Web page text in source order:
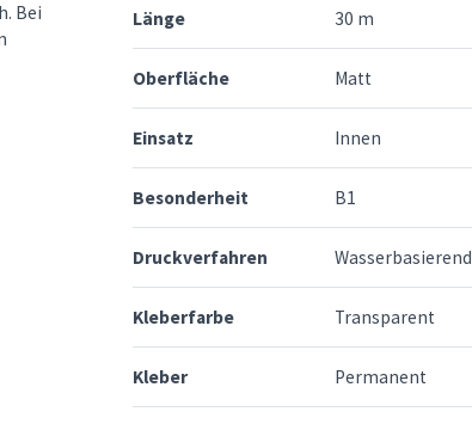
Bei
Länge 30 m
Oberfläche Matt
Einsatz Innen
Besonderheit B1
Druckverfahren Wasserbasierend
Kleberfarbe Transparent
Kleber Permanent